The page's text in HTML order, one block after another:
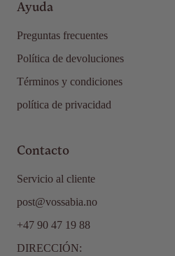
Ayuda
Preguntas frecuentes
Política de devoluciones
Términos y condiciones
política de privacidad
Contacto
Servicio al cliente
post@vossabia.no
+47 90 47 19 88
DIRECCIÓN: